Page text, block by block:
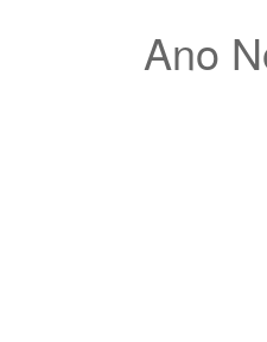
Ano